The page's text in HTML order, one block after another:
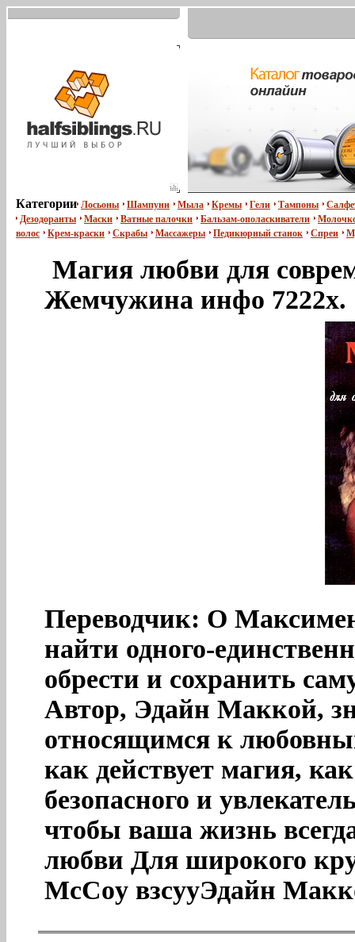
Категории Лосьоны Шампуни Мыла Кремы Гели Тампоны
Дезодоранты
Маски Ватные палочки Бальзам-ополаскиватели
волос
Крем-краски Скрабы Массажеры Педикюрный станок Спреи
Магия любви для
Жемчужина инфо 7222x.
Переводчик: О
найти одного-
обрести и сохранить
Автор, Эдайн Маккой,
относящимся к
как действует магия,
безопасного и
чтобы ваша жизнь
любви Для широкого
McCoy взсууЭдайн